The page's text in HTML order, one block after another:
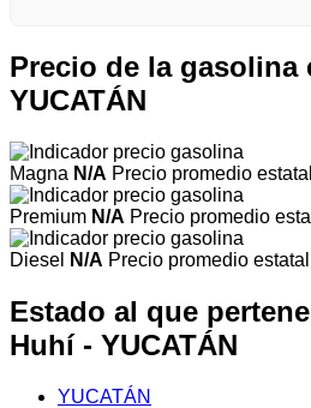
Precio de la gasolina
YUCATÁN
Magna N/A Precio promedio estatal
Premium N/A Precio promedio
Diesel N/A Precio promedio estatal
Estado al que
Huhí - YUCATÁN
YUCATÁN